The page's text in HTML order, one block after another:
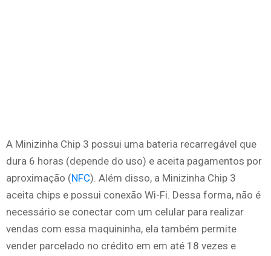
A Minizinha Chip 3 possui uma bateria recarregável que
dura 6 horas (depende do uso) e aceita pagamentos por
aproximação (NFC). Além disso, a Minizinha Chip 3
aceita chips e possui conexão Wi-Fi. Dessa forma, não é
necessário se conectar com um celular para realizar
vendas com essa maquininha, ela também permite
vender parcelado no crédito em em até 18 vezes e